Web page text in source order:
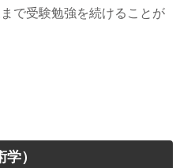
で受験勉強を続けることが
）